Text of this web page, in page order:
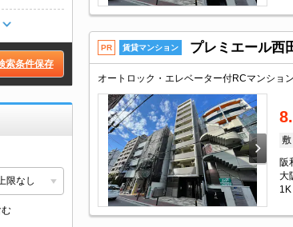
索条件保存
む
PR 賃貸マンション プレミエール西
敷
阪
大